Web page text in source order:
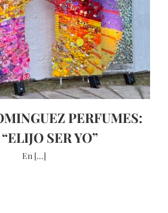
PERFUMES:
SER YO”
En [...]